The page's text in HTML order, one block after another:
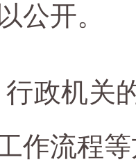
公开。
政机关
作流程